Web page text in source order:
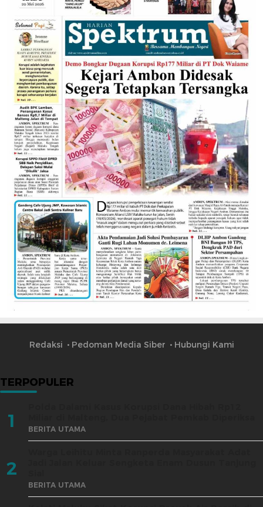
Redaksi Pedoman Media Siber Hubungi Kami
TERPOPULER
1 BERITA UTAMA
2
BERITA UTAMA